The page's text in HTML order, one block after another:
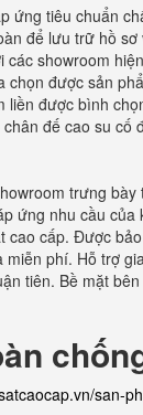
ứng tiêu chuẩn
để lưu trữ hồ
showroom
được sản
được bình
đế cao su cố
trưng
ứng nhu cầu
cấp. Được
phí. Hỗ trợ
tiên. Bề mặt
san-